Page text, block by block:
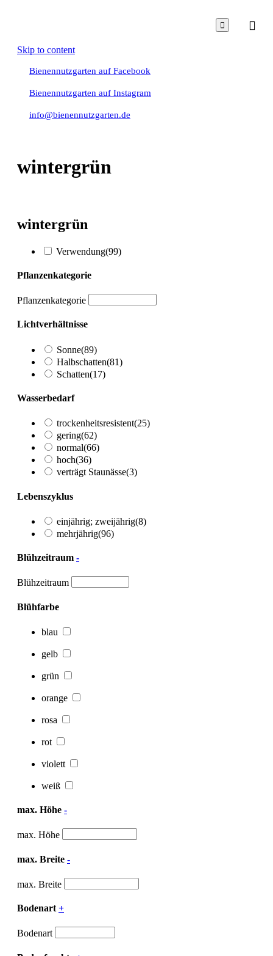

Skip to content
Bienennutzgarten auf Facebook
Bienennutzgarten auf Instagram
info@bienennutzgarten.de
wintergrün
wintergrün
Verwendung(99)
Pflanzenkategorie
Pflanzenkategorie
Lichtverhältnisse
Sonne(89)
Halbschatten(81)
Schatten(17)
Wasserbedarf
trockenheitsresistent(25)
gering(62)
normal(66)
hoch(36)
verträgt Staunässe(3)
Lebenszyklus
einjährig; zweijährig(8)
mehrjährig(96)
Blühzeitraum -
Blühzeitraum
Blühfarbe
blau
gelb
grün
orange
rosa
rot
violett
weiß
max. Höhe -
max. Höhe
max. Breite -
max. Breite
Bodenart +
Bodenart